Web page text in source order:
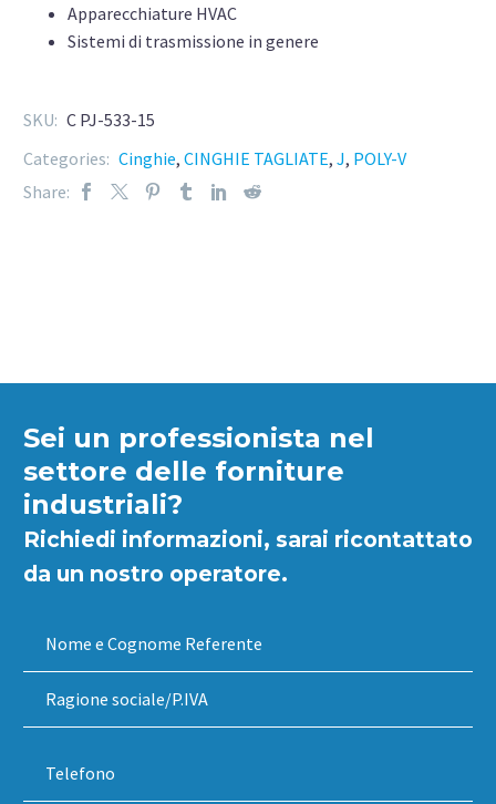
Apparecchiature HVAC
Sistemi di trasmissione in genere
SKU: C PJ-533-15
Categories: Cinghie, CINGHIE TAGLIATE, J, POLY-V
Share:
Sei un professionista nel
settore delle forniture
industriali?
Richiedi informazioni, sarai ricontattato
da un nostro operatore.